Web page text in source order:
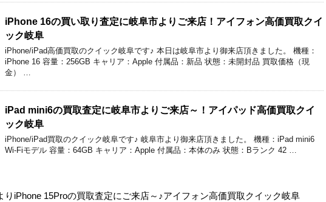
iPhone 16の買い取り査定に岐阜市よりご来店！アイフォン高価買取クイ
ック岐阜
iPhone/iPad高価買取のクイック岐阜です♪ 本日は岐阜市より御来店頂きました。 機種：
iPhone 16 容量：256GB キャリア：Apple 付属品：新品 状態：未開封品 買取価格（現
金） …
iPad mini6の買取査定に岐阜市よりご来店～！アイパッド高価買取クイ
ック岐阜
iPhone/iPad買取のクイック岐阜です♪ 岐阜市より御来店頂きました。 機種：iPad mini6
Wi-Fiモデル 容量：64GB キャリア：Apple 付属品：本体のみ 状態：Bランク 42 …
りiPhone 15Proの買取査定にご来店～♪アイフォン高価買取クイック岐阜